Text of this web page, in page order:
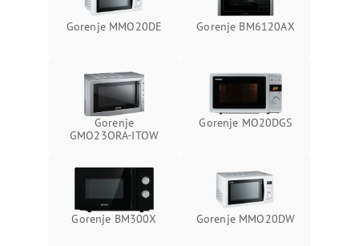
Gorenje MMO20DE Gorenje BM6120AX
Gorenje
GMO23ORA-ITOW
Gorenje MO20DGS
Gorenje BM300X Gorenje MMO20DW